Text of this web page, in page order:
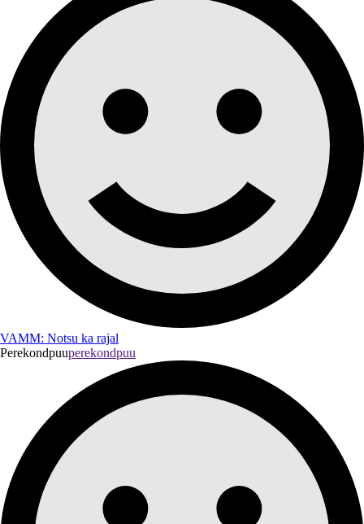
VAMM: Notsu ka rajal
Perekondpuuperekondpuu